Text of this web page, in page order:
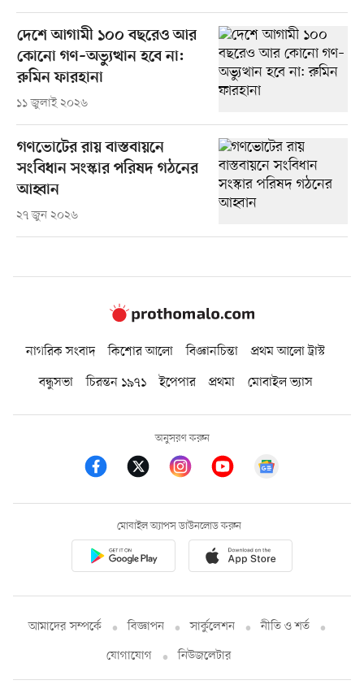
দেশে আগামী ১০০ বছরেও আর
কোনো গণ–অভ্যুত্থান হবে না:
রুমিন ফারহানা
১১ জুলাই ২০২৬
গণভোটের রায় বাস্তবায়নে
সংবিধান সংস্কার পরিষদ গঠনের
আহ্বান
২৭ জুন ২০২৬
নাগরিক সংবাদ কিশোর আলো বিজ্ঞানচিন্তা
প্রথম আলো ট্রাস্ট
বন্ধুসভা
চিরন্তন ১৯৭১ ইপেপার প্রথমা মোবাইল ভ্যাস
অনুসরণ করুন
মোবাইল অ্যাপস ডাউনলোড করুন
আমাদের সম্পর্কে বিজ্ঞাপন সার্কুলেশন
নীতি ও শর্ত
যোগাযোগ
নিউজলেটার